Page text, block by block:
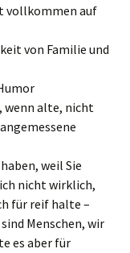
vollkommen auf
von Familie und
wenn alte, nicht
weil Sie
nicht wirklich,
für reif halte –
Menschen, wir
es aber für